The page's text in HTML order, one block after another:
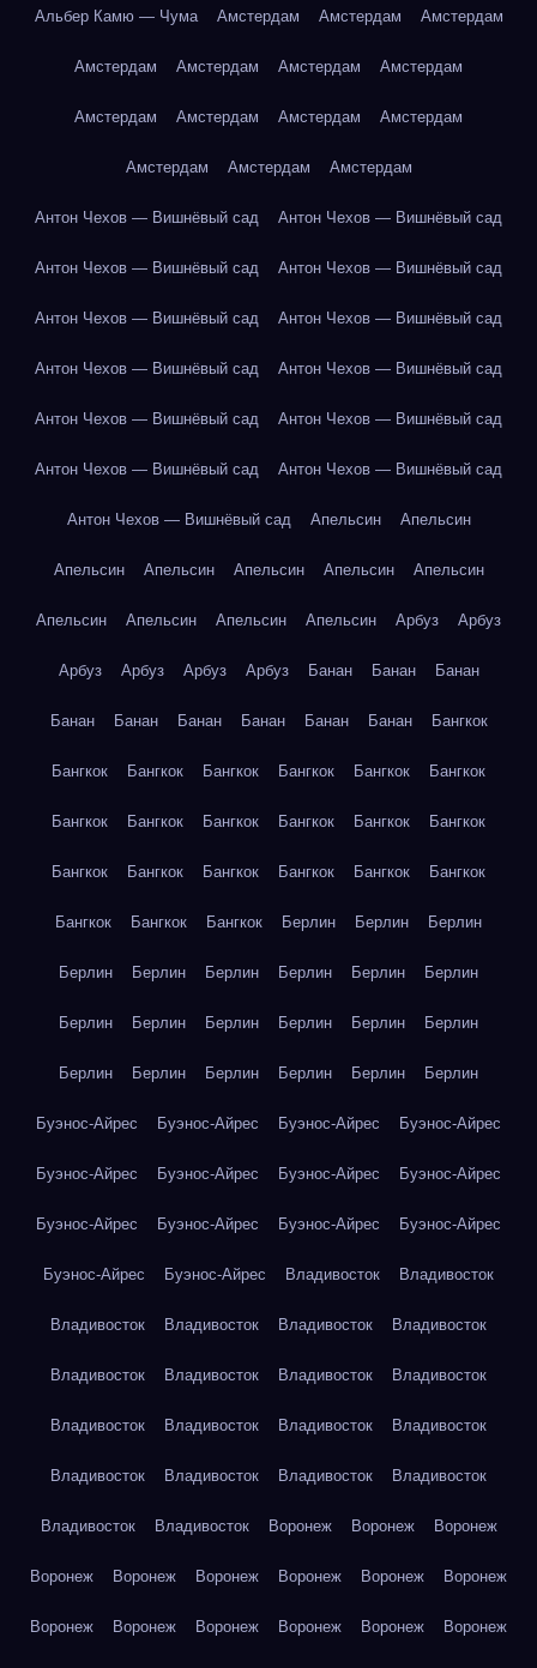
Альбер Камю — Чума Амстердам Амстердам Амстердам
Амстердам Амстердам Амстердам Амстердам
Амстердам Амстердам Амстердам Амстердам
Амстердам Амстердам Амстердам
Антон Чехов — Вишнёвый сад Антон Чехов — Вишнёвый сад
Антон Чехов — Вишнёвый сад Антон Чехов — Вишнёвый сад
Антон Чехов — Вишнёвый сад Антон Чехов — Вишнёвый сад
Антон Чехов — Вишнёвый сад Антон Чехов — Вишнёвый сад
Антон Чехов — Вишнёвый сад Антон Чехов — Вишнёвый сад
Антон Чехов — Вишнёвый сад Антон Чехов — Вишнёвый сад
Антон Чехов — Вишнёвый сад Апельсин Апельсин
Апельсин Апельсин Апельсин Апельсин Апельсин
Апельсин Апельсин Апельсин Апельсин Арбуз Арбуз
Арбуз Арбуз Арбуз Арбуз Банан Банан Банан
Банан Банан Банан Банан Банан Банан Бангкок
Бангкок Бангкок Бангкок Бангкок Бангкок Бангкок
Бангкок Бангкок Бангкок Бангкок Бангкок Бангкок
Бангкок Бангкок Бангкок Бангкок Бангкок Бангкок
Бангкок Бангкок Бангкок Берлин Берлин Берлин
Берлин Берлин Берлин Берлин Берлин Берлин
Берлин Берлин Берлин Берлин Берлин Берлин
Берлин Берлин Берлин Берлин Берлин Берлин
Буэнос-Айрес Буэнос-Айрес Буэнос-Айрес Буэнос-Айрес
Буэнос-Айрес Буэнос-Айрес Буэнос-Айрес Буэнос-Айрес
Буэнос-Айрес Буэнос-Айрес Буэнос-Айрес Буэнос-Айрес
Буэнос-Айрес Буэнос-Айрес Владивосток Владивосток
Владивосток Владивосток Владивосток Владивосток
Владивосток Владивосток Владивосток Владивосток
Владивосток Владивосток Владивосток Владивосток
Владивосток Владивосток Владивосток Владивосток
Владивосток Владивосток Воронеж Воронеж Воронеж
Воронеж Воронеж Воронеж Воронеж Воронеж Воронеж
Воронеж Воронеж Воронеж Воронеж Воронеж Воронеж